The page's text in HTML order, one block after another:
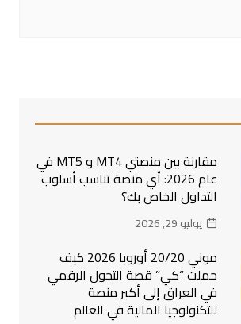
مقارنة بين منصتي MT4 و MT5 في
عام 2026: أي منصة تناسب أسلوب
التداول الخاص بك؟
يوليو 29, 2026
موني 20/20 أوروبا 2026 كيف
حملت “كي” قصة التحول الرقمي
في العراق إلى أكبر منصة
للتكنولوجيا المالية في العالم